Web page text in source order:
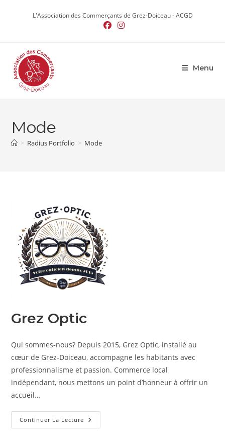
L'Association des Commerçants de Grez-Doiceau - ACGD
Menu
Mode
> Radius Portfolio > Mode
Grez Optic
Qui sommes-nous? Depuis 2015, Grez Optic, installé au
cœur de Grez-Doiceau, accompagne les habitants avec
professionnalisme et passion. Commerce local
indépendant, nous mettons un point d’honneur à offrir un
accueil…
Continuer La Lecture Grez
Optic